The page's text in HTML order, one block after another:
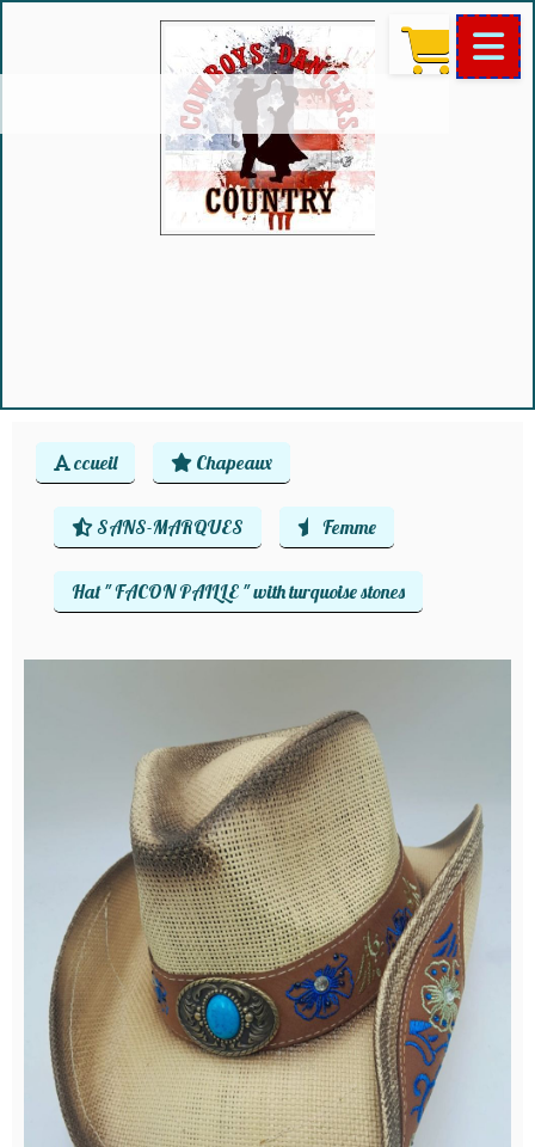
ccueil Chapeaux
SANS-MARQUES Femme
Hat " FACON PAILLE " with turquoise stones